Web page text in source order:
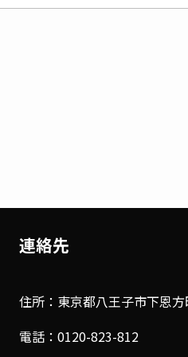
連絡先
住所：東京都八王子市下恩
電話：0120-823-812